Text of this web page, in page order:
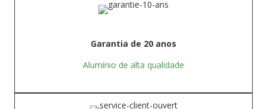
Garantia de 20 anos
Alumínio de alta qualidade